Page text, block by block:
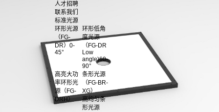
人才招聘
联系我们
标准光源
环形光源
（FG-
DR）0-
45°
环形低角
度光源
（FG-DR
Low
angle)60-
90°
高亮大功
率环形光
源（FG-
DRH）
条形光源
（FG-BR-
XG）
高均匀条
形光源